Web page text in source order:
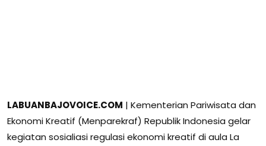
LABUANBAJOVOICE.COM | Kementerian Pariwisata dan
Ekonomi Kreatif (Menparekraf) Republik Indonesia gelar
kegiatan sosialiasi regulasi ekonomi kreatif di aula La